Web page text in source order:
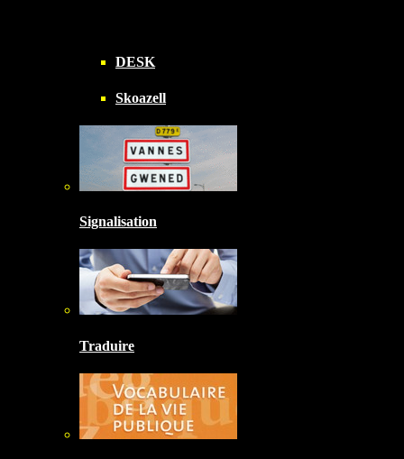
DESK
Skoazell
Signalisation
Traduire